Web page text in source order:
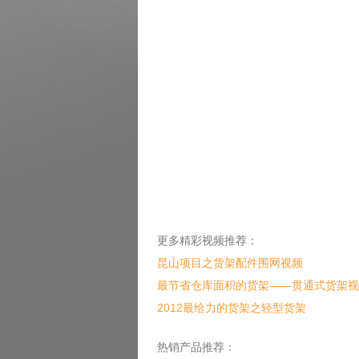
更多精彩视频推荐：
昆山项目之货架配件围网视频
最节省仓库面积的货架——贯通式货架
2012最给力的货架之轻型货架
热销产品推荐：